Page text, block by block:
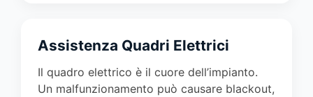
Assistenza Quadri Elettrici
Il quadro elettrico è il cuore dell’impianto.
Un malfunzionamento può causare blackout,